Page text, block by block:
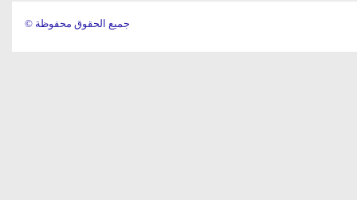
© جميع الحقوق محفوظة